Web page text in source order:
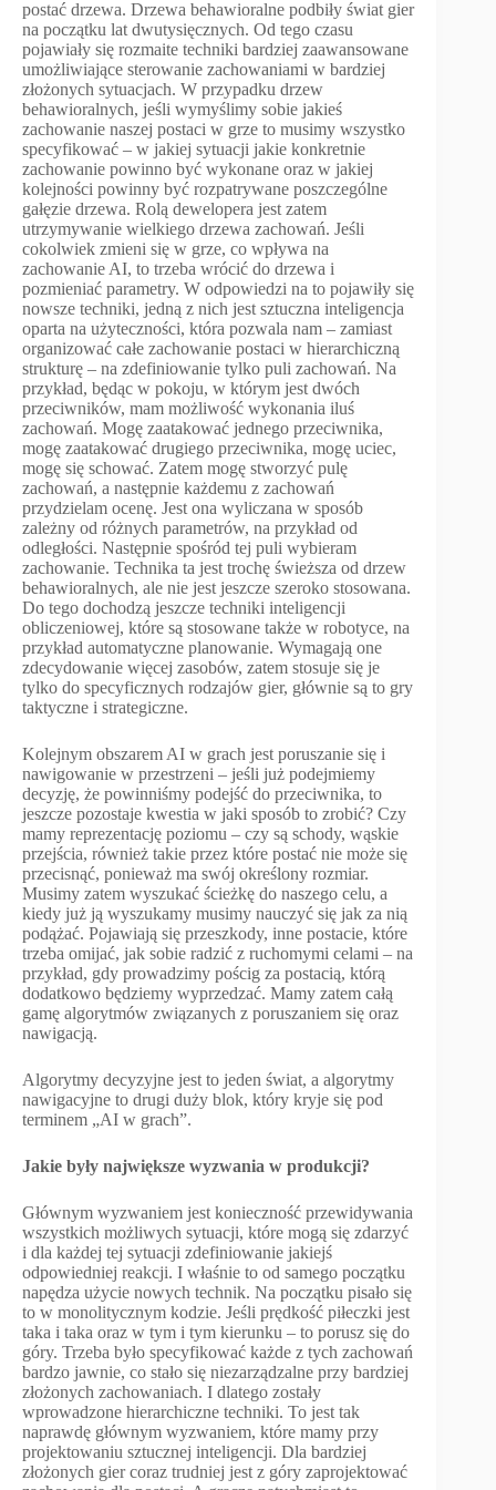
postać drzewa. Drzewa behawioralne podbiły świat gier
na początku lat dwutysięcznych. Od tego czasu
pojawiały się rozmaite techniki bardziej zaawansowane
umożliwiające sterowanie zachowaniami w bardziej
złożonych sytuacjach. W przypadku drzew
behawioralnych, jeśli wymyślimy sobie jakieś
zachowanie naszej postaci w grze to musimy wszystko
specyfikować – w jakiej sytuacji jakie konkretnie
zachowanie powinno być wykonane oraz w jakiej
kolejności powinny być rozpatrywane poszczególne
gałęzie drzewa. Rolą dewelopera jest zatem
utrzymywanie wielkiego drzewa zachowań. Jeśli
cokolwiek zmieni się w grze, co wpływa na
zachowanie AI, to trzeba wrócić do drzewa i
pozmieniać parametry. W odpowiedzi na to pojawiły się
nowsze techniki, jedną z nich jest sztuczna inteligencja
oparta na użyteczności, która pozwala nam – zamiast
organizować całe zachowanie postaci w hierarchiczną
strukturę – na zdefiniowanie tylko puli zachowań. Na
przykład, będąc w pokoju, w którym jest dwóch
przeciwników, mam możliwość wykonania iluś
zachowań. Mogę zaatakować jednego przeciwnika,
mogę zaatakować drugiego przeciwnika, mogę uciec,
mogę się schować. Zatem mogę stworzyć pulę
zachowań, a następnie każdemu z zachowań
przydzielam ocenę. Jest ona wyliczana w sposób
zależny od różnych parametrów, na przykład od
odległości. Następnie spośród tej puli wybieram
zachowanie. Technika ta jest trochę świeższa od drzew
behawioralnych, ale nie jest jeszcze szeroko stosowana.
Do tego dochodzą jeszcze techniki inteligencji
obliczeniowej, które są stosowane także w robotyce, na
przykład automatyczne planowanie. Wymagają one
zdecydowanie więcej zasobów, zatem stosuje się je
tylko do specyficznych rodzajów gier, głównie są to gry
taktyczne i strategiczne.
Kolejnym obszarem AI w grach jest poruszanie się i
nawigowanie w przestrzeni – jeśli już podejmiemy
decyzję, że powinniśmy podejść do przeciwnika, to
jeszcze pozostaje kwestia w jaki sposób to zrobić? Czy
mamy reprezentację poziomu – czy są schody, wąskie
przejścia, również takie przez które postać nie może się
przecisnąć, ponieważ ma swój określony rozmiar.
Musimy zatem wyszukać ścieżkę do naszego celu, a
kiedy już ją wyszukamy musimy nauczyć się jak za nią
podążać. Pojawiają się przeszkody, inne postacie, które
trzeba omijać, jak sobie radzić z ruchomymi celami – na
przykład, gdy prowadzimy pościg za postacią, którą
dodatkowo będziemy wyprzedzać. Mamy zatem całą
gamę algorytmów związanych z poruszaniem się oraz
nawigacją.
Algorytmy decyzyjne jest to jeden świat, a algorytmy
nawigacyjne to drugi duży blok, który kryje się pod
terminem „AI w grach”.
Jakie były największe wyzwania w produkcji?
Głównym wyzwaniem jest konieczność przewidywania
wszystkich możliwych sytuacji, które mogą się zdarzyć
i dla każdej tej sytuacji zdefiniowanie jakiejś
odpowiedniej reakcji. I właśnie to od samego początku
napędza użycie nowych technik. Na początku pisało się
to w monolitycznym kodzie. Jeśli prędkość piłeczki jest
taka i taka oraz w tym i tym kierunku – to porusz się do
góry. Trzeba było specyfikować każde z tych zachowań
bardzo jawnie, co stało się niezarządzalne przy bardziej
złożonych zachowaniach. I dlatego zostały
wprowadzone hierarchiczne techniki. To jest tak
naprawdę głównym wyzwaniem, które mamy przy
projektowaniu sztucznej inteligencji. Dla bardziej
złożonych gier coraz trudniej jest z góry zaprojektować